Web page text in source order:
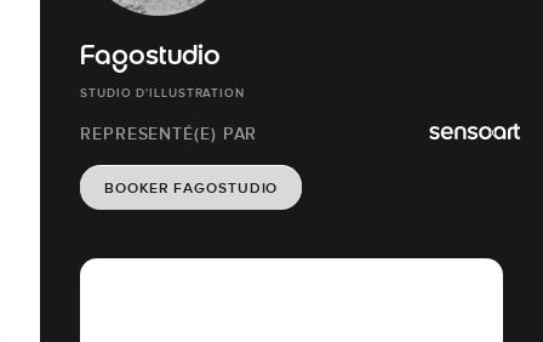
Fagostudio
STUDIO D'ILLUSTRATION
REPRESENTÉ(E) PAR
BOOKER FAGOSTUDIO